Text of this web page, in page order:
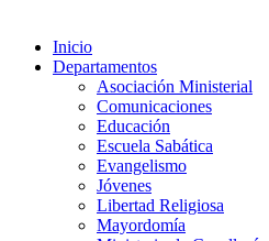
Inicio
Departamentos
Asociación Ministerial
Comunicaciones
Educación
Escuela Sabática
Evangelismo
Jóvenes
Libertad Religiosa
Mayordomía